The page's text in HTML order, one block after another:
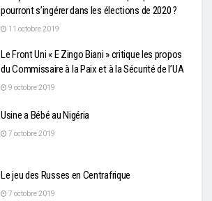
pourront s’ingérer dans les élections de 2020 ?
11 octobre 2019
Le Front Uni « E Zingo Biani » critique les propos
du Commissaire à la Paix et à la Sécurité de l’UA
9 octobre 2019
Usine a Bébé au Nigéria
7 octobre 2019
Le jeu des Russes en Centrafrique
7 octobre 2019